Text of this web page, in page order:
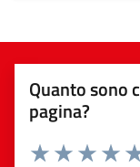
Quanto sono
pagina?
Valuta da 1 a 5 stelle